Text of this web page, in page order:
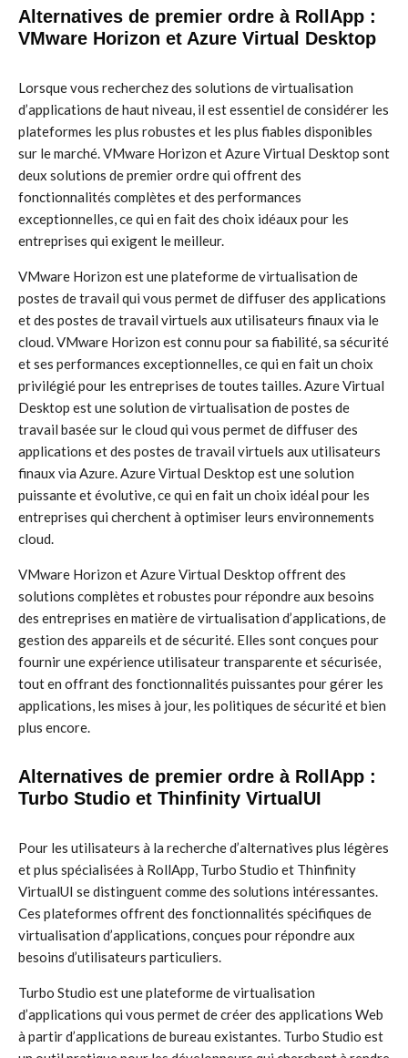
Alternatives de premier ordre à RollApp :
VMware Horizon et Azure Virtual Desktop
Lorsque vous recherchez des solutions de virtualisation
d’applications de haut niveau, il est essentiel de considérer les
plateformes les plus robustes et les plus fiables disponibles
sur le marché. VMware Horizon et Azure Virtual Desktop sont
deux solutions de premier ordre qui offrent des
fonctionnalités complètes et des performances
exceptionnelles, ce qui en fait des choix idéaux pour les
entreprises qui exigent le meilleur.
VMware Horizon est une plateforme de virtualisation de
postes de travail qui vous permet de diffuser des applications
et des postes de travail virtuels aux utilisateurs finaux via le
cloud. VMware Horizon est connu pour sa fiabilité, sa sécurité
et ses performances exceptionnelles, ce qui en fait un choix
privilégié pour les entreprises de toutes tailles. Azure Virtual
Desktop est une solution de virtualisation de postes de
travail basée sur le cloud qui vous permet de diffuser des
applications et des postes de travail virtuels aux utilisateurs
finaux via Azure. Azure Virtual Desktop est une solution
puissante et évolutive, ce qui en fait un choix idéal pour les
entreprises qui cherchent à optimiser leurs environnements
cloud.
VMware Horizon et Azure Virtual Desktop offrent des
solutions complètes et robustes pour répondre aux besoins
des entreprises en matière de virtualisation d’applications, de
gestion des appareils et de sécurité. Elles sont conçues pour
fournir une expérience utilisateur transparente et sécurisée,
tout en offrant des fonctionnalités puissantes pour gérer les
applications, les mises à jour, les politiques de sécurité et bien
plus encore.
Alternatives de premier ordre à RollApp :
Turbo Studio et Thinfinity VirtualUI
Pour les utilisateurs à la recherche d’alternatives plus légères
et plus spécialisées à RollApp, Turbo Studio et Thinfinity
VirtualUI se distinguent comme des solutions intéressantes.
Ces plateformes offrent des fonctionnalités spécifiques de
virtualisation d’applications, conçues pour répondre aux
besoins d’utilisateurs particuliers.
Turbo Studio est une plateforme de virtualisation
d’applications qui vous permet de créer des applications Web
à partir d’applications de bureau existantes. Turbo Studio est